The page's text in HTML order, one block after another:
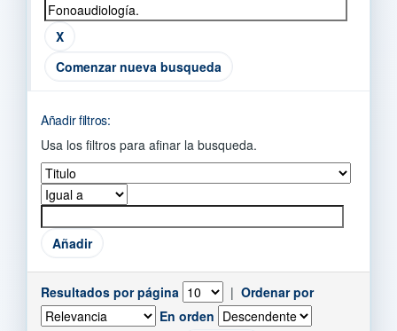
Comenzar nueva busqueda
Añadir filtros:
Usa los filtros para afinar la busqueda.
Resultados por página | Ordenar por
En orden